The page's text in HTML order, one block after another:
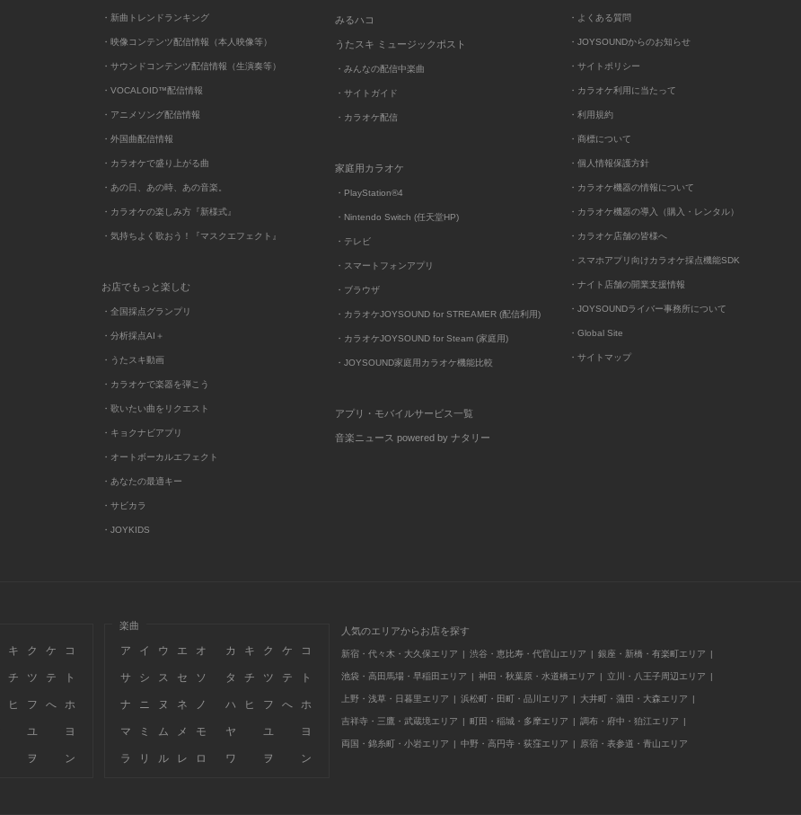
・新曲トレンドランキング
・映像コンテンツ配信情報（本人映像等）
・サウンドコンテンツ配信情報（生演奏等）
・VOCALOID™配信情報
・アニメソング配信情報
・外国曲配信情報
・カラオケで盛り上がる曲
・あの日、あの時、あの音楽。
・カラオケの楽しみ方『新様式』
・気持ちよく歌おう！『マスクエフェクト』
お店でもっと楽しむ
・全国採点グランプリ
・分析採点AI＋
・うたスキ動画
・カラオケで楽器を弾こう
・歌いたい曲をリクエスト
・キョクナビアプリ
・オートボーカルエフェクト
・あなたの最適キー
・サビカラ
・JOYKIDS
みるハコ
うたスキ ミュージックポスト
・みんなの配信中楽曲
・サイトガイド
・カラオケ配信
家庭用カラオケ
・PlayStation®4
・Nintendo Switch (任天堂HP)
・テレビ
・スマートフォンアプリ
・ブラウザ
・カラオケJOYSOUND for STREAMER (配信利用)
・カラオケJOYSOUND for Steam (家庭用)
・JOYSOUND家庭用カラオケ機能比較
アプリ・モバイルサービス一覧
音楽ニュース powered by ナタリー
・よくある質問
・JOYSOUNDからのお知らせ
・サイトポリシー
・カラオケ利用に当たって
・利用規約
・商標について
・個人情報保護方針
・カラオケ機器の情報について
・カラオケ機器の導入（購入・レンタル）
・カラオケ店舗の皆様へ
・スマホアプリ向けカラオケ採点機能SDK
・ナイト店舗の開業支援情報
・JOYSOUNDライバー事務所について
・Global Site
・サイトマップ
キ ク ケ コ
チ ツ テ ト
ヒ フ へ ホ
ユ ヨ
ヲ ン
楽曲
ア イ ウ エ オ カ キ ク ケ コ
サ シ ス セ ソ タ チ ツ テ ト
ナ ニ ヌ ネ ノ ハ ヒ フ へ ホ
マ ミ ム メ モ ヤ ユ ヨ
ラ リ ル レ ロ ワ ヲ ン
人気のエリアからお店を探す
新宿・代々木・大久保エリア 渋谷・恵比寿・代官山エリア 銀座・新橋・有楽町エリア
池袋・高田馬場・早稲田エリア 神田・秋葉原・水道橋エリア 立川・八王子周辺エリア
上野・浅草・日暮里エリア 浜松町・田町・品川エリア 大井町・蒲田・大森エリア
吉祥寺・三鷹・武蔵境エリア 町田・稲城・多摩エリア 調布・府中・狛江エリア
両国・錦糸町・小岩エリア 中野・高円寺・荻窪エリア 原宿・表参道・青山エリア